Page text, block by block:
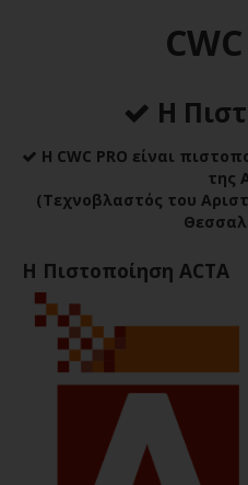
Η
H CWC PRO είναι
της
(Τεχνοβλαστός του
Η Πιστοποίηση ΑCTA